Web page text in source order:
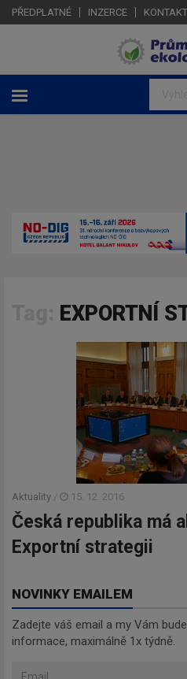
PŘEDPLATNÉ INZERCE KONTAKT
EXPORTNÍ
Aktuality / 15. 12. 2016
Česká republika má
Exportní strategii
NOVINKY EMAILEM
Zadejte váš email a my Vám
informace, maximálně 1x týdně.